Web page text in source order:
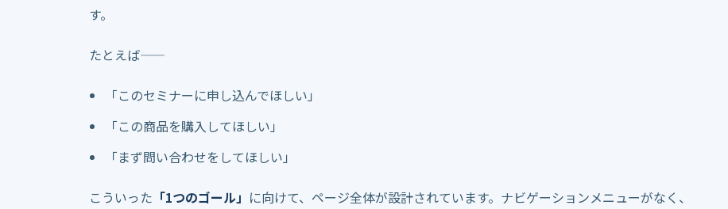
す。
たとえば——
「このセミナーに申し込んでほしい」
「この商品を購入してほしい」
「まず問い合わせをしてほしい」
こういった 「1つのゴール」 に向けて、ページ全体が設計されています。ナビゲーションメニューがなく、